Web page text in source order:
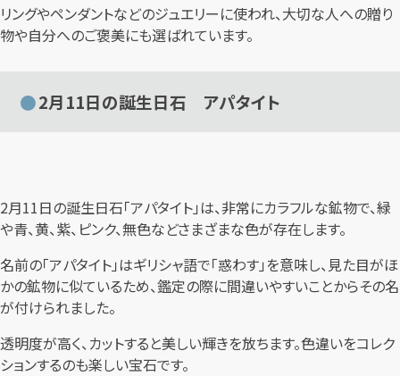
リングやペンダントなどのジュエリーに使われ、大切な人への贈り
物や自分へのご褒美にも選ばれています。
2月11日の誕生日石 アパタイト
2月11日の誕生日石「アパタイト」は、非常にカラフルな鉱物で、緑
や青、黄、紫、ピンク、無色などさまざまな色が存在します。
名前の「アパタイト」はギリシャ語で「惑わす」を意味し、見た目がほ
かの鉱物に似ているため、鑑定の際に間違いやすいことからその名
が付けられました。
透明度が高く、カットすると美しい輝きを放ちます。色違いをコレク
ションするのも楽しい宝石です。